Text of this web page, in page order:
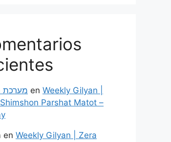
מערכת en Weekly Gilyan |
Parshat Matot –
en Weekly Gilyan | Zera